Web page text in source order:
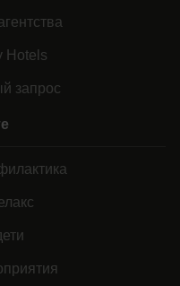
Hotels
запрос